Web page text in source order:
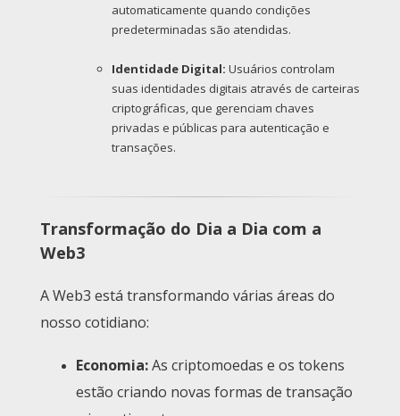
automaticamente quando condições
predeterminadas são atendidas.
Identidade Digital: Usuários controlam
suas identidades digitais através de carteiras
criptográficas, que gerenciam chaves
privadas e públicas para autenticação e
transações.
Transformação do Dia a Dia com a
Web3
A Web3 está transformando várias áreas do
nosso cotidiano:
Economia:As criptomoedas e os tokens
estão criando novas formas de transação